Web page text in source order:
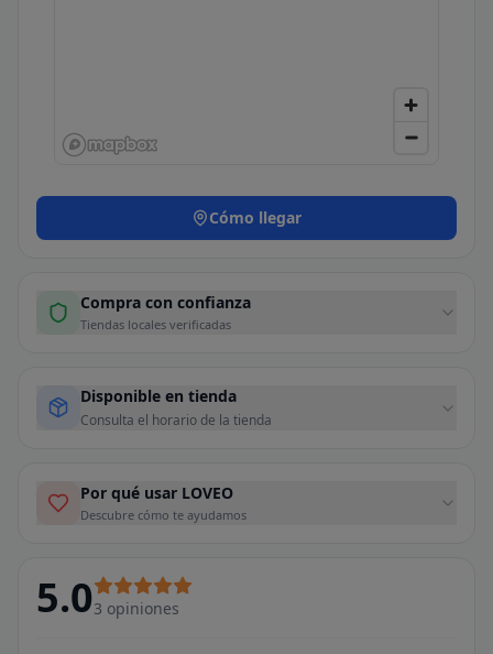
Cómo llegar
Compra con confianza
Tiendas locales verificadas
Disponible en tienda
Consulta el horario de la tienda
Por qué usar LOVEO
Descubre cómo te ayudamos
5.03 opiniones